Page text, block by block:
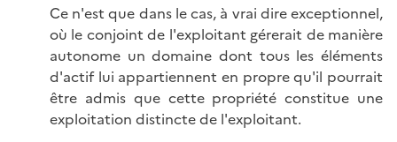
Ce n'est que dans le cas, à vrai dire exceptionnel,
où le conjoint de l'exploitant gérerait de manière
autonome un domaine dont tous les éléments
d'actif lui appartiennent en propre qu'il pourrait
être admis que cette propriété constitue une
exploitation distincte de l'exploitant.